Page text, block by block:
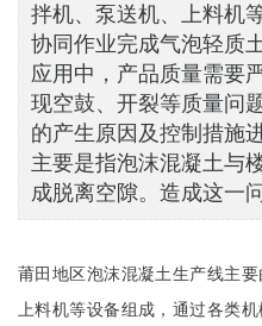
拌机、泵送机、上料机
协同作业完成气泡轻质
应用中，产品质量需要
现空鼓、开裂等质量问
的产生原因及控制措施
主要是指泡沫混凝土与
成脱离空隙。造成这一
莆田地区泡沫混凝土生产线主
上料机等设备组成，通过各类